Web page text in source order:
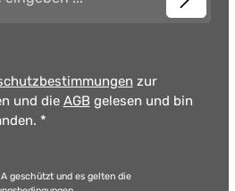
zur
und die AGB gelesen und bin
*
geschützt und es gelten die